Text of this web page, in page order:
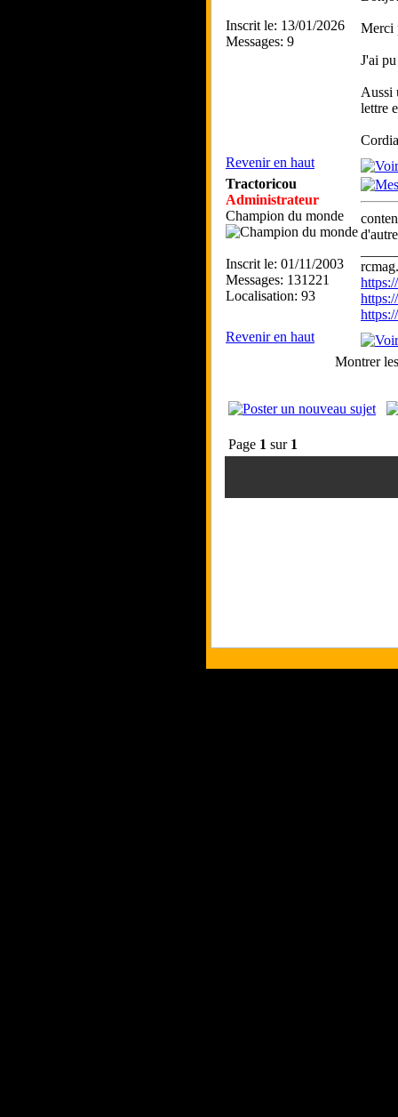
Inscrit le: 13/01/2026
Messages: 9
Merci
J'ai
Aussi
lettre
Revenir en haut
Tractoricou
Administrateur
Champion du monde
Inscrit le: 01/11/2003
Messages: 131221
Localisation: 93
Revenir en haut
Montrer
Page 1 sur 1